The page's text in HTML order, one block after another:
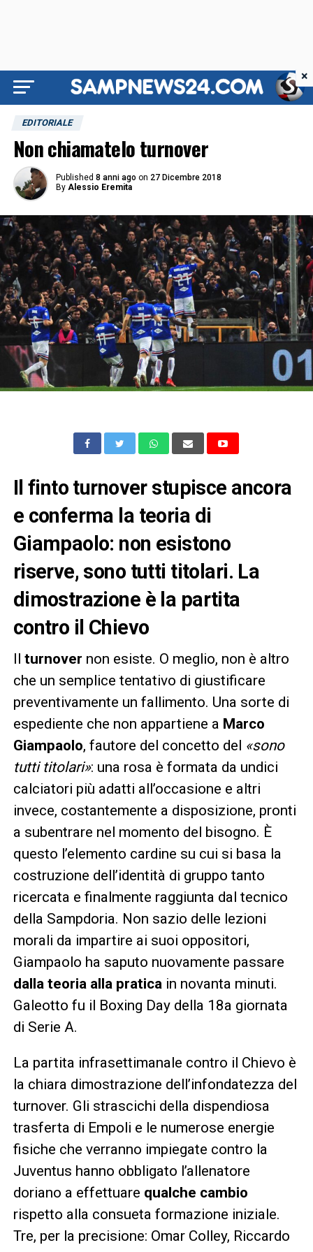
EDITORIALE
Non chiamatelo turnover
Published 8 anni ago on 27 Dicembre 2018
By Alessio Eremita
Il finto turnover stupisce ancora
e conferma la teoria di
Giampaolo: non esistono
riserve, sono tutti titolari. La
dimostrazione è la partita
contro il Chievo
Il turnover non esiste. O meglio, non è altro
che un semplice tentativo di giustificare
preventivamente un fallimento. Una sorte di
espediente che non appartiene a Marco
Giampaolo, fautore del concetto del «sono
tutti titolari»: una rosa è formata da undici
calciatori più adatti all’occasione e altri
invece, costantemente a disposizione, pronti
a subentrare nel momento del bisogno. È
questo l’elemento cardine su cui si basa la
costruzione dell’identità di gruppo tanto
ricercata e finalmente raggiunta dal tecnico
della Sampdoria. Non sazio delle lezioni
morali da impartire ai suoi oppositori,
Giampaolo ha saputo nuovamente passare
dalla teoria alla praticain novanta minuti.
Galeotto fu il Boxing Day della 18a giornata
di Serie A.
La partita infrasettimanale contro il Chievo è
la chiara dimostrazione dell’infondatezza del
turnover. Gli strascichi della dispendiosa
trasferta di Empoli e le numerose energie
fisiche che verranno impiegate contro la
Juventus hanno obbligato l’allenatore
doriano a effettuare qualche cambio
rispetto alla consueta formazione iniziale.
Tre, per la precisione: Omar Colley, Riccardo
×